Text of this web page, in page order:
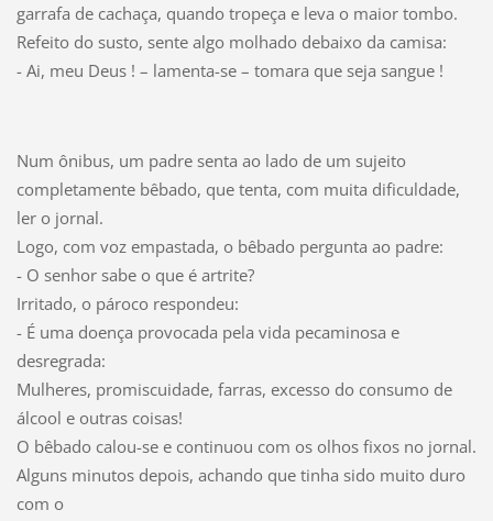
garrafa de cachaça, quando tropeça e leva o maior tombo.
Refeito do susto, sente algo molhado debaixo da camisa:
- Ai, meu Deus ! – lamenta-se – tomara que seja sangue !
Num ônibus, um padre senta ao lado de um sujeito
completamente bêbado, que tenta, com muita dificuldade,
ler o jornal.
Logo, com voz empastada, o bêbado pergunta ao padre:
- O senhor sabe o que é artrite?
Irritado, o pároco respondeu:
- É uma doença provocada pela vida pecaminosa e
desregrada:
Mulheres, promiscuidade, farras, excesso do consumo de
álcool e outras coisas!
O bêbado calou-se e continuou com os olhos fixos no jornal.
Alguns minutos depois, achando que tinha sido muito duro
com o